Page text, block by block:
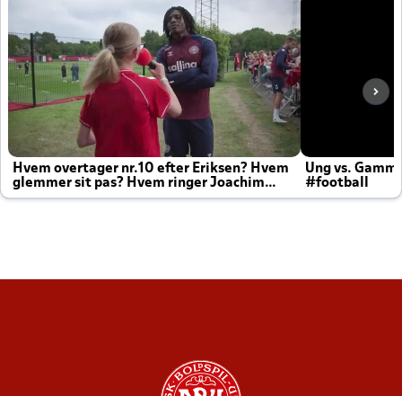
Hvem overtager nr.10 efter Eriksen? Hvem
glemmer sit pas? Hvem ringer Joachim
altid til efter kampe?
Ung vs.
#football